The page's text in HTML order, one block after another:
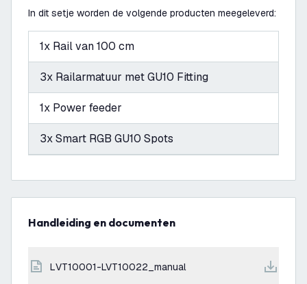
In dit setje worden de volgende producten meegeleverd:
1x Rail van 100 cm
3x Railarmatuur met GU10 Fitting
1x Power feeder
3x Smart RGB GU10 Spots
Handleiding en documenten
LVT10001-LVT10022_manual